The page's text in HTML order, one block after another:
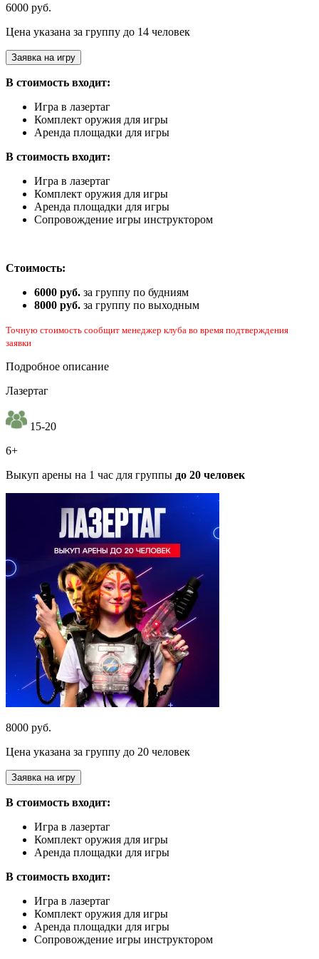
6000 руб.
Цена указана за группу до 14 человек
Заявка на игру
В стоимость входит:
Игра в лазертаг
Комплект оружия для игры
Аренда площадки для игры
В стоимость входит:
Игра в лазертаг
Комплект оружия для игры
Аренда площадки для игры
Сопровождение игры инструктором
Стоимость:
6000 руб. за группу по будниям
8000 руб. за группу по выходным
Точную стоимость сообщит менеджер клуба во время подтверждения
заявки
Подробное описание
Лазертаг
15-20
6+
Выкуп арены на 1 час для группы до 20 человек
8000 руб.
Цена указана за группу до 20 человек
Заявка на игру
В стоимость входит:
Игра в лазертаг
Комплект оружия для игры
Аренда площадки для игры
В стоимость входит:
Игра в лазертаг
Комплект оружия для игры
Аренда площадки для игры
Сопровождение игры инструктором